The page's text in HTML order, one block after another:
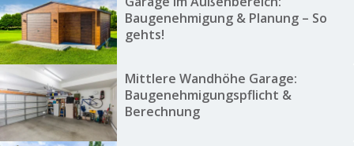
Baugenehmigung & Planung – So
gehts!
Mittlere Wandhöhe Garage:
Baugenehmigungspflicht &
Berechnung